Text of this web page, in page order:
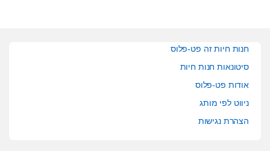
חנות חיות זה פט-פלוס
סיטונאות חנות חיות
אודות פט-פלוס
ניווט לפי מותג
הצהרת נגישות